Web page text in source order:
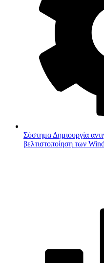
Σύστημα Δημιουργία
βελτιστοποίηση των